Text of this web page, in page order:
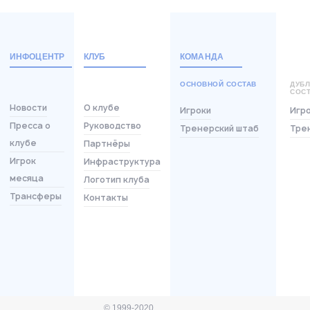
ИНФОЦЕНТР
Новости
Пресса о
клубе
Игрок
месяца
Трансферы
КЛУБ
О клубе
Руководство
Партнёры
Инфраструктура
Логотип клуба
Контакты
КОМАНДА
ОСНОВНОЙ СОСТАВ
Игроки
Тренерский штаб
© 1999-2020